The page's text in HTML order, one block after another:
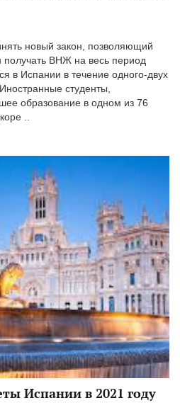
новый закон, позволяющий
получать ВНЖ на весь период
в Испании в течение одного-двух
студенты,
образование в одном из 76
..
Испании в 2021 году